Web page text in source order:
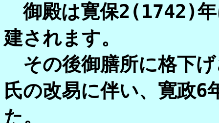
御殿は寛保2(1742)年
建されます。
その後御膳所に格下
氏の改易に伴い、寛政
た。